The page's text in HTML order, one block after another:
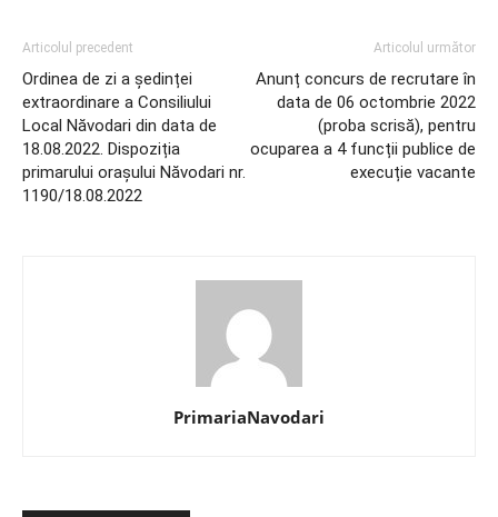
Articolul precedent
Ordinea de zi a ședinței
extraordinare a Consiliului
Local Năvodari din data de
18.08.2022. Dispoziția
primarului orașului Năvodari nr.
1190/18.08.2022
Articolul următor
Anunț concurs de recrutare în
data de 06 octombrie 2022
(proba scrisă), pentru
ocuparea a 4 funcții publice de
execuție vacante
PrimariaNavodari